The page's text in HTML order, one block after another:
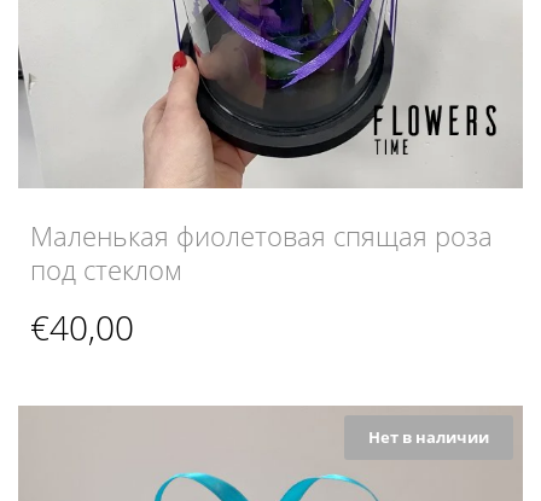
Маленькая фиолетовая спящая роза
под стеклом
€40,00
Нет в наличии